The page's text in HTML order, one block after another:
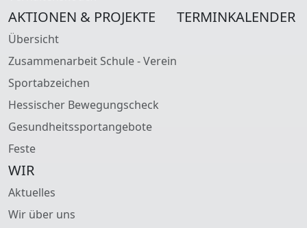
AKTIONEN & PROJEKTE
Übersicht
Zusammenarbeit Schule - Verein
Sportabzeichen
Hessischer Bewegungscheck
Gesundheitssportangebote
Feste
TERMINKALENDER
WIR
Aktuelles
Wir über uns